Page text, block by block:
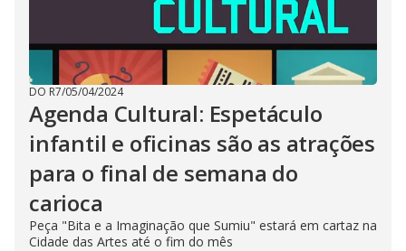
DO R7/05/04/2024
Agenda Cultural: Espetáculo
infantil e oficinas são as atrações
para o final de semana do
carioca
Peça "Bita e a Imaginação que Sumiu" estará em cartaz na
Cidade das Artes até o fim do mês